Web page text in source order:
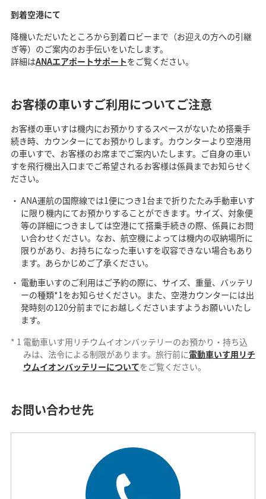
到着空港にて
降機いただいたところから到着ロビーまで（お迎えの方への引継
ぎ等）のご案内のお手伝いをいたします。
詳細はANAエアポートサポートをご覧ください。
お客様の車いすご利用についてご注意
お客様の車いすは機内にお預かりするスペースがないため搭乗手
続き時、カウンターにてお預かりします。カウンターより空港用
の車いすで、お客様のお席までご案内いたします。ご自身の車い
すを飛行機出入口までご希望されるお客様は係員までお知らせく
ださい。
ANA運航の国際線では1便につき1台まで折りたたみ手動車いす
に限り機内にてお預かりすることができます。サイズ、対象便
等の詳細につきましては空港にて搭乗手続きの際、係員にお問
い合わせください。なお、航空機によっては機内の収納場所に
限りがあり、お持ちになった車いすを収容できない場合もあり
ます。あらかじめご了承ください。
電動車いすのご利用はご予約の際に、サイズ、重量、バッテリ
ーの種類*1をお知らせください。また、空港カウンターには出
発時刻の120分前までにお越しくださいますようお願いいたし
ます。
* 1 電動車いす用リチウムイオンバッテリーのお預かり・持ち込
みは、法令による制限があります。旅行前に電動車いす用リチ
ウムイオンバッテリーについてをご覧ください。
お問い合わせ先